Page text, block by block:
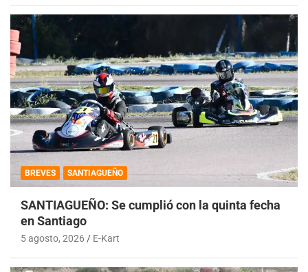
BREVES SANTIAGUEÑO
SANTIAGUEÑO: Se cumplió con la quinta fecha
en Santiago
5 agosto, 2026 E-Kart